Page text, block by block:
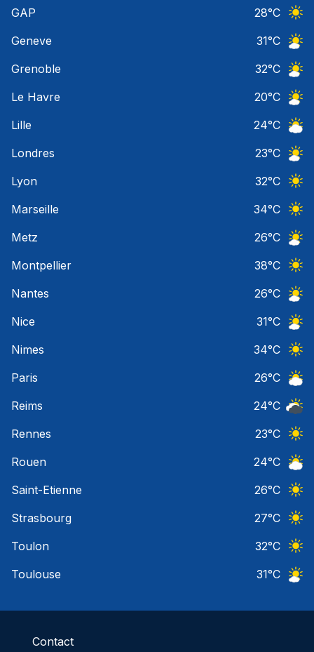
GAP
28°C
Geneve
31°C
Grenoble
32°C
Le Havre
20°C
Lille
24°C
Londres
23°C
Lyon
32°C
Marseille
34°C
Metz
26°C
Montpellier
38°C
Nantes
26°C
Nice
31°C
Nimes
34°C
Paris
26°C
Reims
24°C
Rennes
23°C
Rouen
24°C
Saint-Etienne
26°C
Strasbourg
27°C
Toulon
32°C
Toulouse
31°C
Contact